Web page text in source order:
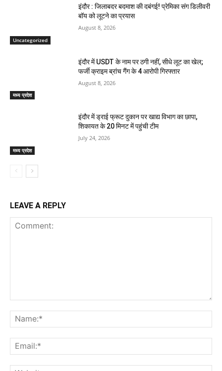
Uncategorized
इंदौर : जिलाबदर बदमाश की दबंगई! प्रेमिका संग डिलीवरी
बॉय को लूटने का प्रयास
August 8, 2026
मध्य प्रदेश
इंदौर में USDT के नाम पर ठगी नहीं, सीधे लूट का खेल;
फर्जी क्राइम ब्रांच गैंग के 4 आरोपी गिरफ्तार
August 8, 2026
मध्य प्रदेश
इंदौर में ड्राई फ्रूट दुकान पर खाद्य विभाग का छापा,
शिकायत के 20 मिनट में पहुंची टीम
July 24, 2026
LEAVE A REPLY